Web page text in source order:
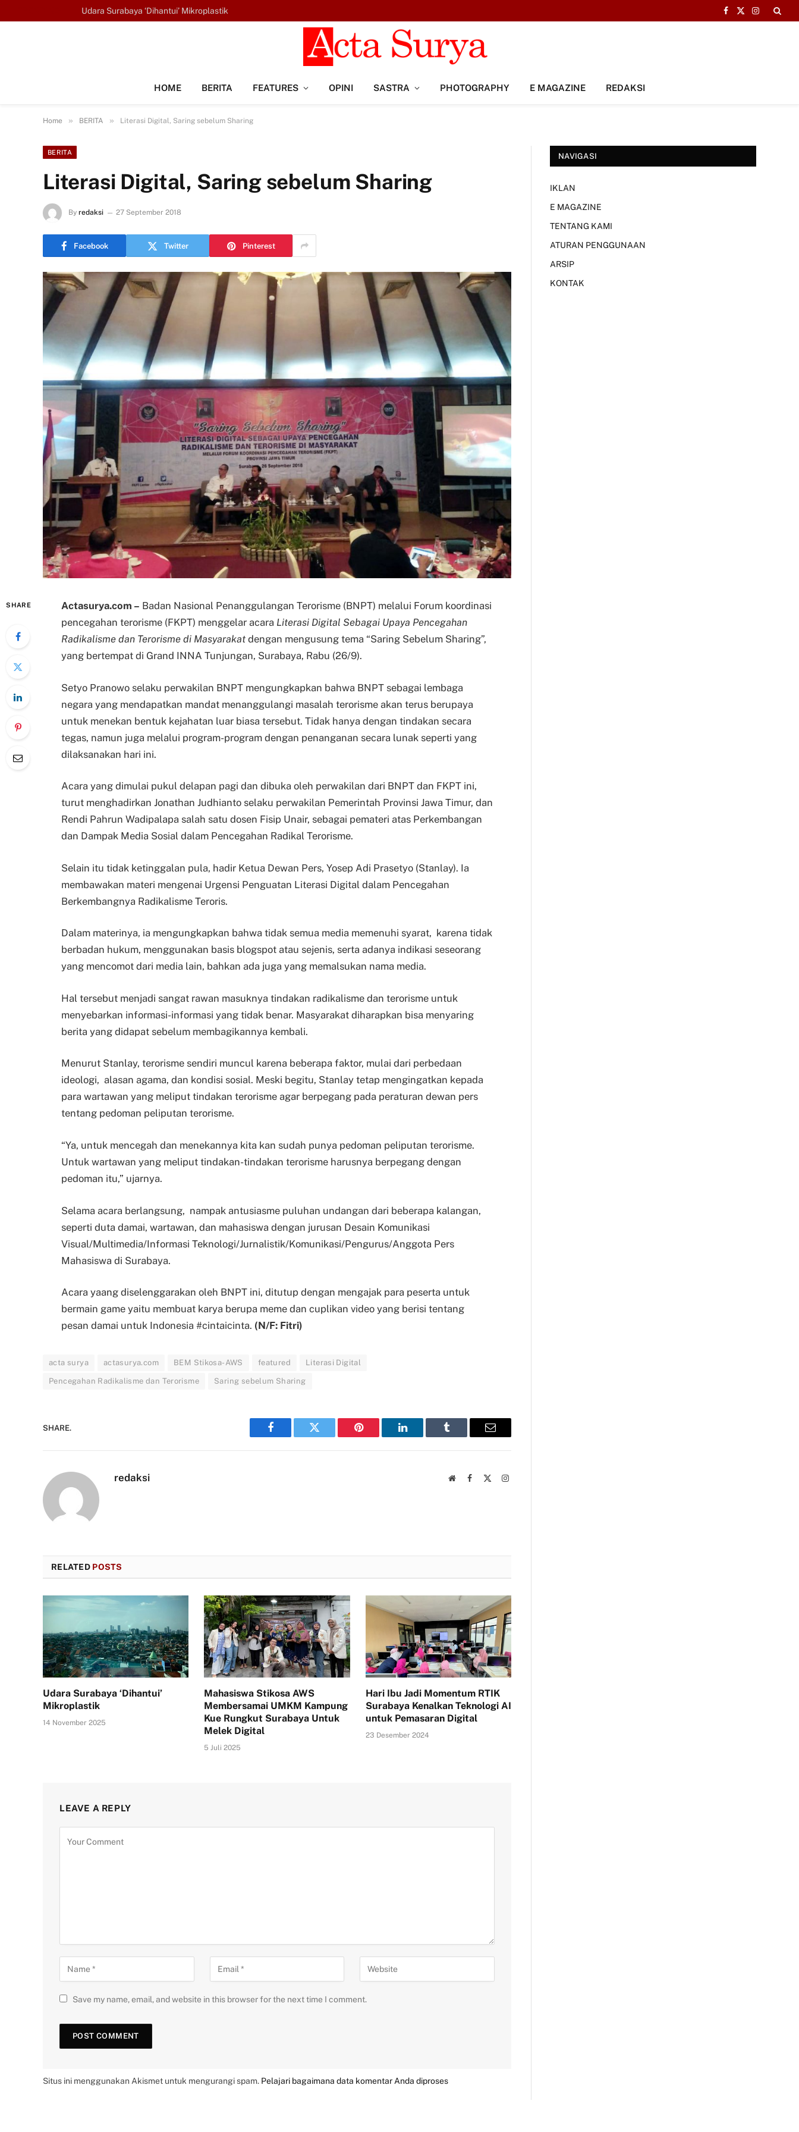
Udara Surabaya ‘Dihantui’ Mikroplastik
Facebook
X
Instagram
HOME BERITA FEATURES OPINI SASTRA PHOTOGRAPHY E MAGAZINE REDAKSI
Home » BERITA » Literasi Digital, Saring sebelum Sharing
BERITA
Literasi Digital, Saring sebelum Sharing
By redaksi 27 September 2018
Facebook Twitter Pinterest
SHARE Actasurya.com – Badan Nasional Penanggulangan Terorisme (BNPT) melalui Forum koordinasi
pencegahan terorisme (FKPT) menggelar acara Literasi Digital Sebagai Upaya Pencegahan
Radikalisme dan Terorisme di Masyarakat dengan mengusung tema “Saring Sebelum Sharing”,
yang bertempat di Grand INNA Tunjungan, Surabaya, Rabu (26/9).
Setyo Pranowo selaku perwakilan BNPT mengungkapkan bahwa BNPT sebagai lembaga
negara yang mendapatkan mandat menanggulangi masalah terorisme akan terus berupaya
untuk menekan bentuk kejahatan luar biasa tersebut. Tidak hanya dengan tindakan secara
tegas, namun juga melalui program-program dengan penanganan secara lunak seperti yang
dilaksanakan hari ini.
Acara yang dimulai pukul delapan pagi dan dibuka oleh perwakilan dari BNPT dan FKPT ini,
turut menghadirkan Jonathan Judhianto selaku perwakilan Pemerintah Provinsi Jawa Timur, dan
Rendi Pahrun Wadipalapa salah satu dosen Fisip Unair, sebagai pemateri atas Perkembangan
dan Dampak Media Sosial dalam Pencegahan Radikal Terorisme.
Selain itu tidak ketinggalan pula, hadir Ketua Dewan Pers, Yosep Adi Prasetyo (Stanlay). Ia
membawakan materi mengenai Urgensi Penguatan Literasi Digital dalam Pencegahan
Berkembangnya Radikalisme Teroris.
Dalam materinya, ia mengungkapkan bahwa tidak semua media memenuhi syarat, karena tidak
berbadan hukum, menggunakan basis blogspot atau sejenis, serta adanya indikasi seseorang
yang mencomot dari media lain, bahkan ada juga yang memalsukan nama media.
Hal tersebut menjadi sangat rawan masuknya tindakan radikalisme dan terorisme untuk
menyebarkan informasi-informasi yang tidak benar. Masyarakat diharapkan bisa menyaring
berita yang didapat sebelum membagikannya kembali.
Menurut Stanlay, terorisme sendiri muncul karena beberapa faktor, mulai dari perbedaan
ideologi, alasan agama, dan kondisi sosial. Meski begitu, Stanlay tetap mengingatkan kepada
para wartawan yang meliput tindakan terorisme agar berpegang pada peraturan dewan pers
tentang pedoman peliputan terorisme.
“Ya, untuk mencegah dan menekannya kita kan sudah punya pedoman peliputan terorisme.
Untuk wartawan yang meliput tindakan-tindakan terorisme harusnya berpegang dengan
pedoman itu,” ujarnya.
Selama acara berlangsung, nampak antusiasme puluhan undangan dari beberapa kalangan,
seperti duta damai, wartawan, dan mahasiswa dengan jurusan Desain Komunikasi
Visual/Multimedia/Informasi Teknologi/Jurnalistik/Komunikasi/Pengurus/Anggota Pers
Mahasiswa di Surabaya.
Acara yaang diselenggarakan oleh BNPT ini, ditutup dengan mengajak para peserta untuk
bermain game yaitu membuat karya berupa meme dan cuplikan video yang berisi tentang
pesan damai untuk Indonesia #cintaicinta. (N/F: Fitri)
acta surya actasurya.com BEM Stikosa-AWS featured Literasi Digital
Pencegahan Radikalisme dan Terorisme Saring sebelum Sharing
SHARE.
Facebook Twitter Pinterest LinkedIn Tumblr Email
redaksi WebsiteFacebook Instagram
RELATED POSTS
Udara Surabaya ‘Dihantui’
Mikroplastik
14 November 2025
Mahasiswa Stikosa AWS
Membersamai UMKM Kampung
Kue Rungkut Surabaya Untuk
Melek Digital
5 Juli 2025
Hari Ibu Jadi Momentum RTIK
Surabaya Kenalkan Teknologi AI
untuk Pemasaran Digital
23 Desember 2024
LEAVE A REPLY
Save my name, email, and website in this browser for the next time I comment.
Situs ini menggunakan Akismet untuk mengurangi spam. Pelajari bagaimana data komentar Anda diproses
NAVIGASI
IKLAN
E MAGAZINE
TENTANG KAMI
ATURAN PENGGUNAAN
ARSIP
KONTAK